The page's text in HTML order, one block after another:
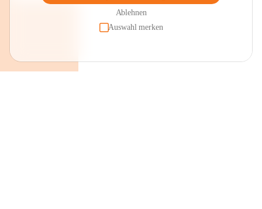
Ablehnen
Auswahl merken